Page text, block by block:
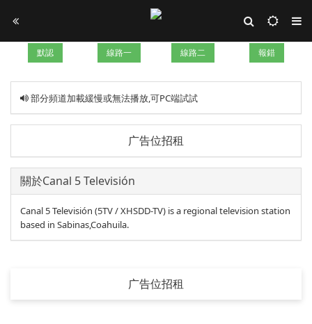
默認 線路一 線路二 報錯
部分頻道加載緩慢或無法播放,可PC端試試
广告位招租
關於Canal 5 Televisión
Canal 5 Televisión (5TV / XHSDD-TV) is a regional television station
based in Sabinas,Coahuila.
广告位招租